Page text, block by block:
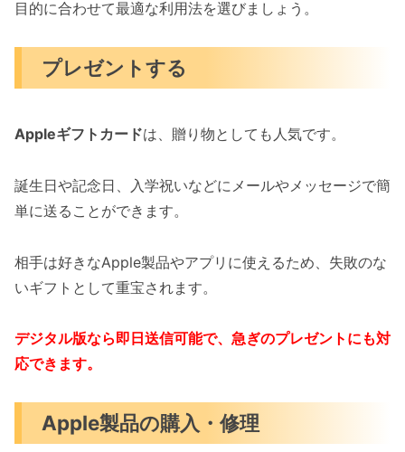
目的に合わせて最適な利用法を選びましょう。
プレゼントする
Appleギフトカードは、贈り物としても人気です。
誕生日や記念日、入学祝いなどにメールやメッセージで簡
単に送ることができます。
相手は好きなApple製品やアプリに使えるため、失敗のな
いギフトとして重宝されます。
デジタル版なら即日送信可能で、急ぎのプレゼントにも対
応できます。
Apple製品の購入・修理